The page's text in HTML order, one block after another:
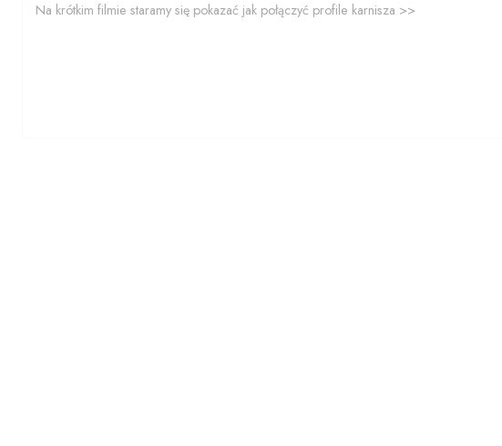
Na krótkim filmie staramy się pokazać jak połączyć profile karnisza >>